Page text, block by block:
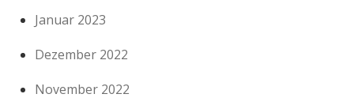
Januar 2023
Dezember 2022
November 2022